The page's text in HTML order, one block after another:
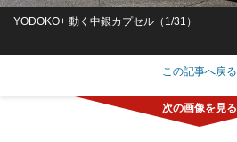
YODOKO+ 動く中銀カプセル（1/31）
この記事へ戻る